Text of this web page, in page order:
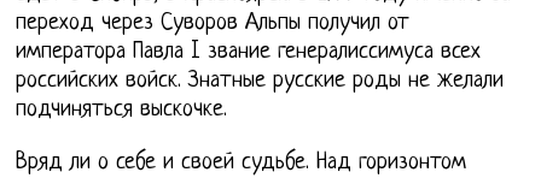
переход через Суворов Альпы получил от
императора Павла I звание генералиссимуса всех
российских войск. Знатные русские роды не желали
подчиняться выскочке.
Вряд ли о себе и своей судьбе. Над горизонтом